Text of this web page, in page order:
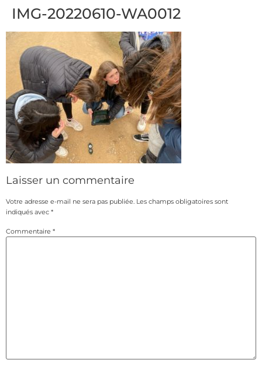
IMG-20220610-WA0012
Laisser un commentaire
Votre adresse e-mail ne sera pas publiée. Les champs obligatoires sont
indiqués avec *
Commentaire *